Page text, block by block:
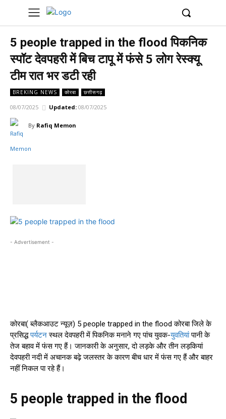
5 people trapped in the flood पिकनिक
स्पॉट देवपहरी में बिच टापू में फंसे 5 लोग रेस्क्यू
टीम रात भर डटी रही
BREKING NEWS कोरबा छत्तीसगढ़
08/07/2025 Updated: 08/07/2025
By Rafiq Memon
- Advertisement -
कोरबा( ब्लैकआउट न्यूज़) 5 people trapped in the flood कोरबा जिले के
प्रसिद्धपर्यटनस्थल देवपहरी में पिकनिक मनाने गए पांच युवक-युवतियांपानी के
तेज बहाव में फंस गए हैं। जानकारी के अनुसार, दो लड़के और तीन लड़कियां
देवपहरी नदी में अचानक बढ़े जलस्तर के कारण बीच धार में फंस गए हैं और बाहर
नहीं निकल पा रहे हैं।
5 people trapped in the flood